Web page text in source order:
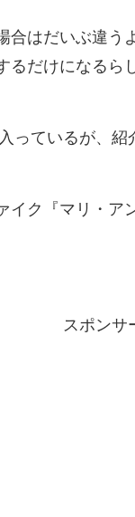
合はだいぶ違
だけになるら
っているが、
イク『マリ・ア
スポンサ